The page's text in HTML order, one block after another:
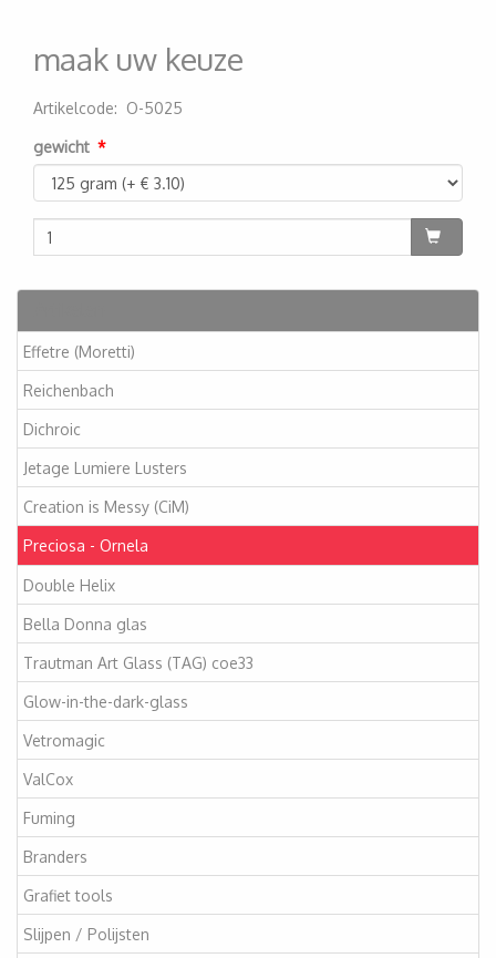
Effetre (Moretti)
Reichenbach
Dichroic
Jetage Lumiere Lusters
Creation is Messy (CiM)
Preciosa - Ornela
Double Helix
Bella Donna glas
Trautman Art Glass (TAG) coe33
Glow-in-the-dark-glass
Vetromagic
ValCox
Fuming
Branders
Grafiet tools
Slijpen / Polijsten
maak uw keuze
Artikelcode: O-5025
gewicht